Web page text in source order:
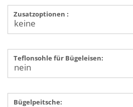
Zusatzoptionen :
Teflonsohle für Bügeleisen:
Bügelpeitsche: